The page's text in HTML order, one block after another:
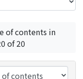
of contents in
of 20